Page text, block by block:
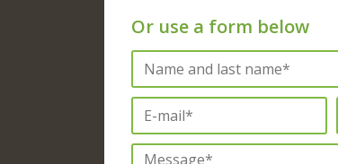
Or use a form below